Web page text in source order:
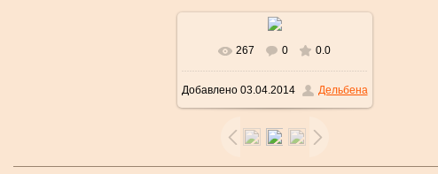
В реальном размере
1600x958/ 168.3Kb
267 0 0.0
Добавлено03.04.2014 Дельбена